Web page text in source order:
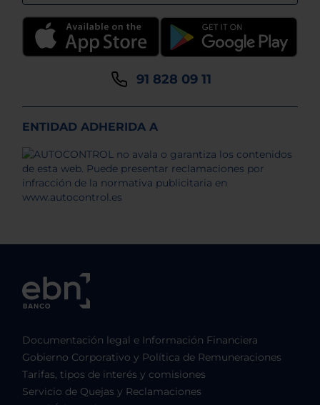
91 828 09 11
ENTIDAD ADHERIDA A
Documentación legal e Información Financiera
Gobierno Corporativo y Política de Remuneraciones
Tarifas, tipos de interés y comisiones
Servicio de Quejas y Reclamaciones